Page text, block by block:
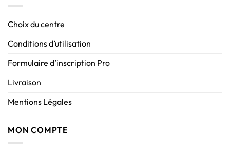
Choix du centre
Conditions d’utilisation
Formulaire d’inscription Pro
Livraison
Mentions Légales
MON COMPTE